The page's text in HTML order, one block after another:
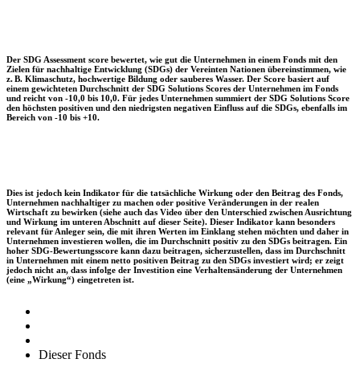
Der SDG Assessment score bewertet, wie gut die Unternehmen in einem Fonds mit den
Zielen für nachhaltige Entwicklung (SDGs) der Vereinten Nationen übereinstimmen, wie
z. B. Klimaschutz, hochwertige Bildung oder sauberes Wasser. Der Score basiert auf
einem gewichteten Durchschnitt der SDG Solutions Scores der Unternehmen im Fonds
und reicht von -10,0 bis 10,0. Für jedes Unternehmen summiert der SDG Solutions Score
den höchsten positiven und den niedrigsten negativen Einfluss auf die SDGs, ebenfalls im
Bereich von -10 bis +10.
Dies ist jedoch kein Indikator für die tatsächliche Wirkung oder den Beitrag des Fonds,
Unternehmen nachhaltiger zu machen oder positive Veränderungen in der realen
Wirtschaft zu bewirken (siehe auch das Video über den Unterschied zwischen Ausrichtung
und Wirkung im unteren Abschnitt auf dieser Seite). Dieser Indikator kann besonders
relevant für Anleger sein, die mit ihren Werten im Einklang stehen möchten und daher in
Unternehmen investieren wollen, die im Durchschnitt positiv zu den SDGs beitragen. Ein
hoher SDG-Bewertungsscore kann dazu beitragen, sicherzustellen, dass im Durchschnitt
in Unternehmen mit einem netto positiven Beitrag zu den SDGs investiert wird; er zeigt
jedoch nicht an, dass infolge der Investition eine Verhaltensänderung der Unternehmen
(eine „Wirkung“) eingetreten ist.
Dieser Fonds